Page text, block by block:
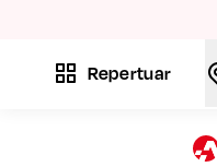
Repertuar